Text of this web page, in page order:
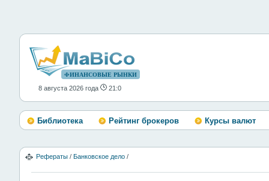
ФИНАНСОВЫЕ РЫНКИ
8 августа 2026 года 21:0
Библиотека Рейтинг брокеров Курсы валют
Рефераты / Банковское дело /